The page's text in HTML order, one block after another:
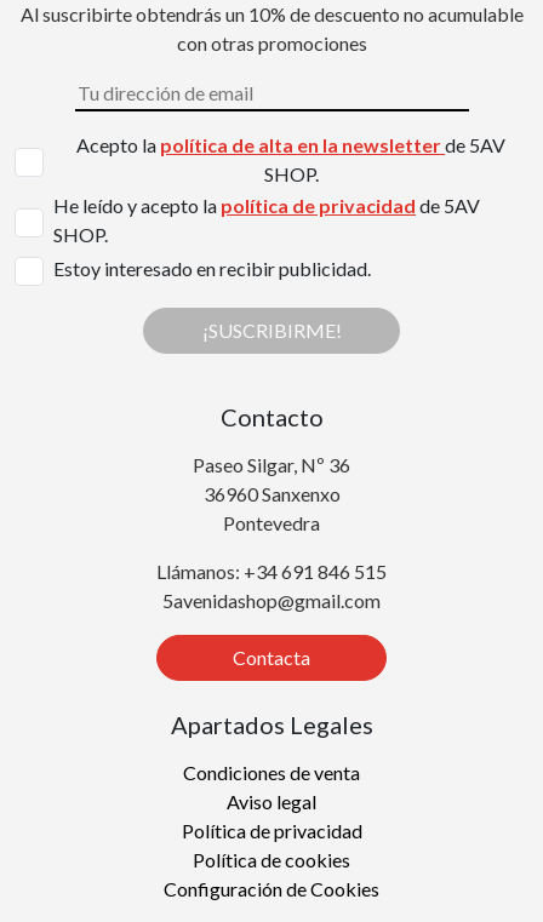
Al suscribirte obtendrás un 10% de descuento no acumulable
con otras promociones
Acepto la política de alta en la newsletterde 5AV
SHOP.
He leído y acepto la política de privacidad de 5AV
SHOP.
Estoy interesado en recibir publicidad.
¡SUSCRIBIRME!
Contacto
Paseo Silgar, Nº 36
36960 Sanxenxo
Pontevedra
Llámanos: +34 691 846 515
5avenidashop@gmail.com
Contacta
Apartados Legales
Condiciones de venta
Aviso legal
Política de privacidad
Política de cookies
Configuración de Cookies